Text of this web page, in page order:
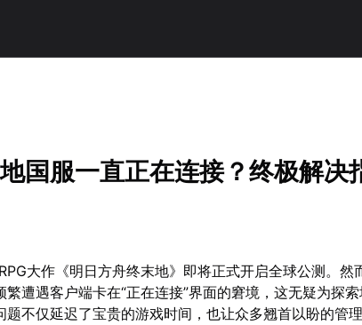
国服一直正在连接？终极解决
大作《明日方舟终末地》即将正式开启全球公测。然
遭遇客户端卡在“正在连接”界面的窘境，这无疑为探
题不仅延迟了宝贵的游戏时间，也让众多翘首以盼的管